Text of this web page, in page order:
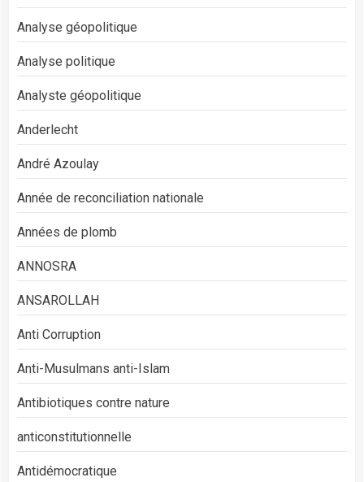
Analyse géopolitique
Analyse politique
Analyste géopolitique
Anderlecht
André Azoulay
Année de reconciliation nationale
Années de plomb
ANNOSRA
ANSAROLLAH
Anti Corruption
Anti-Musulmans anti-Islam
Antibiotiques contre nature
anticonstitutionnelle
Antidémocratique